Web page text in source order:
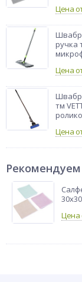
Цена
ручка
Цена
тм
Цена
Рекомендуем